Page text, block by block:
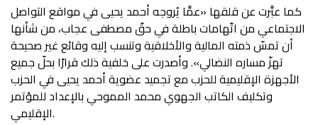
كما عبَّرت عن قلقها «عمَّا يُروجه أحمد يحيى في مواقع التواصل
الاجتماعي من اتّهامات باطلة في حقّ مصطفى عجاب، من شأنها
أن تمسّ ذمته المالية والأخلاقية وتنسب إليه وقائع غير صحيحة
تهزّ مساره النضالي». وأصدرت على خلفية ذلك قرارًا بحلّ جميع
الأجهزة الإقليمية للحزب مع تجميد عضوية أحمد يحيى في الحزب
وتكليف الكاتب الجهوي محمد المموحي بالإعداد للمؤتمر
الإقليمي.